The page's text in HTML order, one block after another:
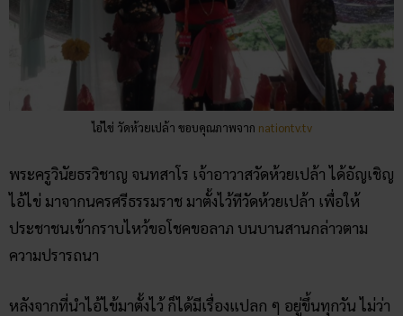
ไอ้ไข่ วัดห้วยเปล้า ขอบคุณภาพจาก nationtv.tv
พระครูวินัยธรวิชาญ จนทสาโร เจ้าอาวาสวัดห้วยเปล้า ได้อัญเชิญ
ไอ้ไข่ มาจากนครศรีธรรมราช มาตั้งไว้ทีวัดห้วยเปล้า เพื่อให้
ประชาชนเข้ากราบไหว้ขอโชคขอลาภ บนบานสานกล่าวตาม
ความปรารถนา
หลังจากที่นำไอ้ไข้มาตั้งไว้ ก็ได้มีเรื่องแปลก ๆ อยู่ขึ้นทุกวัน ไม่ว่า